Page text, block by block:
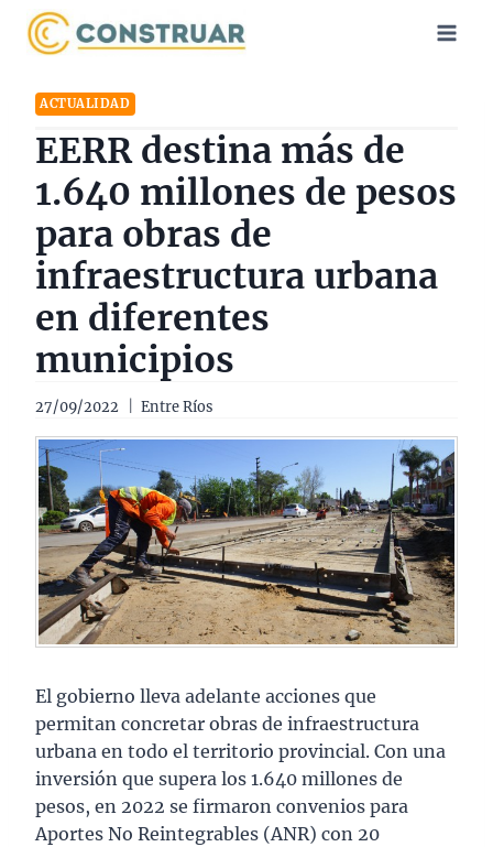
Saltar
ACTUALIDAD
EERR destina más de
1.640 millones de pesos
para obras de
infraestructura urbana
en diferentes
municipios
27/09/2022 Entre Ríos
El gobierno lleva adelante acciones que
permitan concretar obras de infraestructura
urbana en todo el territorio provincial. Con una
inversión que supera los 1.640 millones de
pesos, en 2022 se firmaron convenios para
Aportes No Reintegrables (ANR) con 20